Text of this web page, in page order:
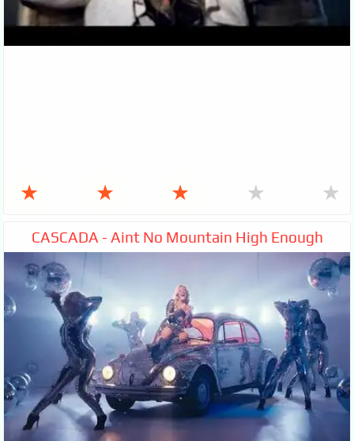
★ ★ ★ ★ ★
CASCADA - Aint No Mountain High Enough